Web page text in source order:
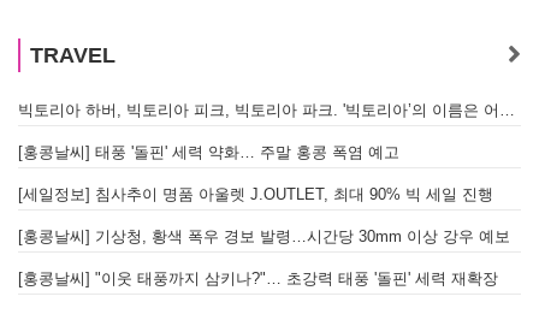
TRAVEL
[홍콩날씨] 태풍 '돌핀' 세력 약화… 주말 홍콩 폭염 예고
[세일정보] 침사추이 명품 아울렛 J.OUTLET, 최대 90% 빅 세일 진행
[홍콩날씨] 기상청, 황색 폭우 경보 발령…시간당 30mm 이상 강우 예보
[홍콩날씨] "이웃 태풍까지 삼키나?"… 초강력 태풍 '돌핀' 세력 재확장